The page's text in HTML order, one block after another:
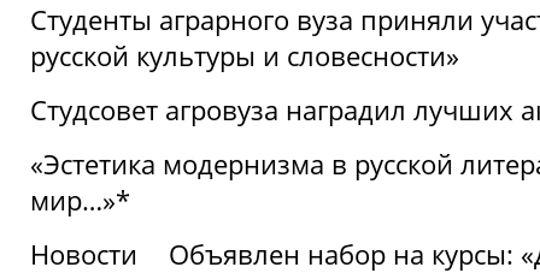
Студенты аграрного вуза приняли
русской культуры и словесности»
Студсовет агровуза наградил лучших
«Эстетика модернизма в русской
мир…»*
Новости
Объявлен набор на курсы: